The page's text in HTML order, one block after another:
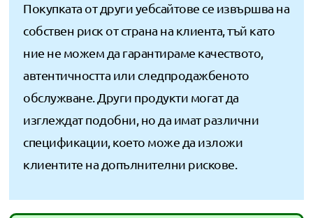
Покупката от други уебсайтове се извършва на
собствен риск от страна на клиента, тъй като
ние не можем да гарантираме качеството,
автентичността или следпродажбеното
обслужване. Други продукти могат да
изглеждат подобни, но да имат различни
спецификации, което може да изложи
клиентите на допълнителни рискове.